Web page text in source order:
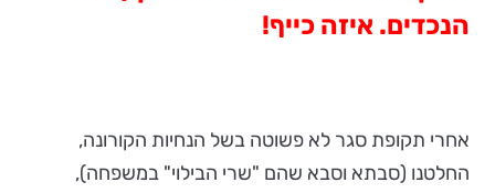
הנכדים. איזה כייף!
אחרי תקופת סגר לא פשוטה בשל הנחיות הקורונה,
החלטנו (סבתא וסבא שהם "שרי הבילוי" במשפחה),